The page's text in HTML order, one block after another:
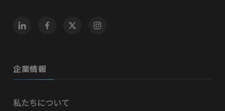
企業情報
私たちについて